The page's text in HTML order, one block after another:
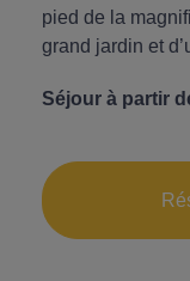
pied de la
grand jardin et
Séjour à partir